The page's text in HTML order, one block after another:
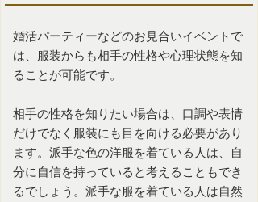
婚活パーティーなどのお見合いイベントで
は、服装からも相手の性格や心理状態を知
ることが可能です。
相手の性格を知りたい場合は、口調や表情
だけでなく服装にも目を向ける必要があり
ます。派手な色の洋服を着ている人は、自
分に自信を持っていると考えることもでき
るでしょう。派手な服を着ている人は自然